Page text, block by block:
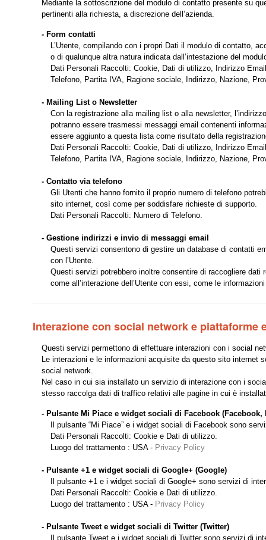
Mediante la sottoscrizione del modulo di contatto presente su
pertinenti alla richiesta, a discrezione dell’azienda.
- Form contatti
L’Utente, compilando con i propri Dati il modulo di contatto,
o di qualunque altra natura indicata dall’intestazione del
Dati Personali Raccolti: Cookie, Dati di utilizzo, Indirizzo
Telefono, Partita IVA, Ragione sociale, Indirizzo, Nazione,
- Mailing List o Newsletter
Con la registrazione alla mailing list o alla newsletter,
potranno essere trasmessi messaggi email contenenti
essere aggiunto a questa lista come risultato della
Dati Personali Raccolti: Cookie, Dati di utilizzo, Indirizzo
Telefono, Partita IVA, Ragione sociale, Indirizzo, Nazione,
- Contatto via telefono
Gli Utenti che hanno fornito il proprio numero di telefono
sito internet, così come per soddisfare richieste di supporto.
Dati Personali Raccolti: Numero di Telefono.
- Gestione indirizzi e invio di messaggi email
Questi servizi consentono di gestire un database di contatti
con l’Utente.
Questi servizi potrebbero inoltre consentire di raccogliere dati
come all’interazione dell’Utente con essi, come le
Interazione con social network e piattaforme
Questi servizi permettono di effettuare interazioni con i social
Le interazioni e le informazioni acquisite da questo sito internet
social network.
Nel caso in cui sia installato un servizio di interazione con i
stesso raccolga dati di traffico relativi alle pagine in cui è
- Pulsante Mi Piace e widget sociali di Facebook (Facebook,
Il pulsante “Mi Piace” e i widget sociali di Facebook sono
Dati Personali Raccolti: Cookie e Dati di utilizzo.
Luogo del trattamento : USA - Privacy Policy
- Pulsante +1 e widget sociali di Google+ (Google)
Il pulsante +1 e i widget sociali di Google+ sono servizi di
Dati Personali Raccolti: Cookie e Dati di utilizzo.
Luogo del trattamento : USA - Privacy Policy
- Pulsante Tweet e widget sociali di Twitter (Twitter)
Il pulsante Tweet e i widget sociali di Twitter sono servizi di